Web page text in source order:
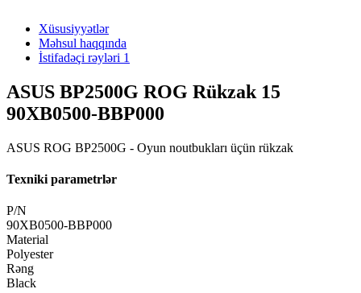
Xüsusiyyətlər
Məhsul haqqında
İstifadəçi rəyləri 1
ASUS BP2500G ROG Rükzak 15
90XB0500-BBP000
ASUS ROG BP2500G - Oyun noutbukları üçün rükzak
Texniki parametrlər
P/N
90XB0500-BBP000
Material
Polyester
Rəng
Black